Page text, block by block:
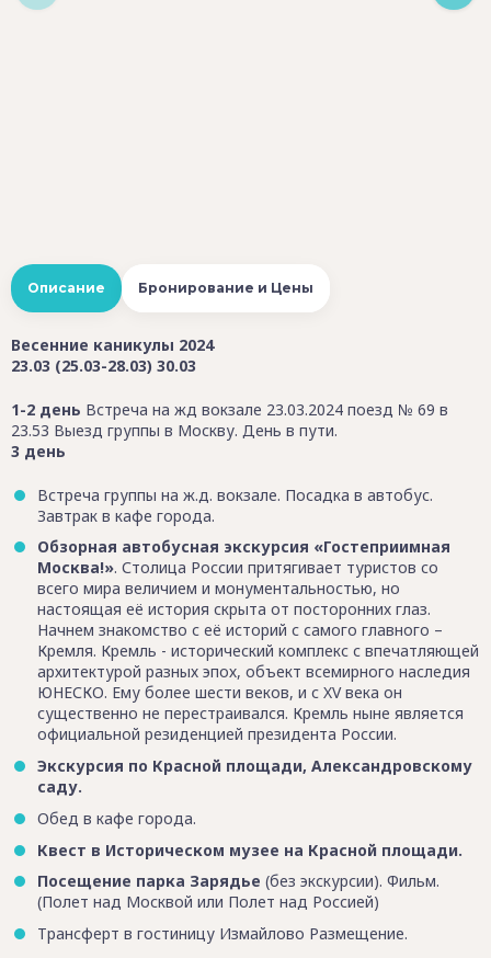
Описание Бронирование и Цены
Весенние каникулы 2024
23.03 (25.03-28.03) 30.03
1-2 день Встреча на жд вокзале 23.03.2024 поезд № 69 в
23.53 Выезд группы в Москву. День в пути.
3 день
Встреча группы на ж.д. вокзале. Посадка в автобус.
Завтрак в кафе города.
Обзорная автобусная экскурсия «Гостеприимная
Москва!». Столица России притягивает туристов со
всего мира величием и монументальностью, но
настоящая её история скрыта от посторонних глаз.
Начнем знакомство с её историй с самого главного –
Кремля. Кремль - исторический комплекс с впечатляющей
архитектурой разных эпох, объект всемирного наследия
ЮНЕСКО. Ему более шести веков, и с XV века он
существенно не перестраивался. Кремль ныне является
официальной резиденцией президента России.
Экскурсия по Красной площади, Александровскому
саду.
Обед в кафе города.
Квест в Историческом музее на Красной площади.
Посещение парка Зарядье (без экскурсии). Фильм.
(Полет над Москвой или Полет над Россией)
Трансферт в гостиницу Измайлово Размещение.